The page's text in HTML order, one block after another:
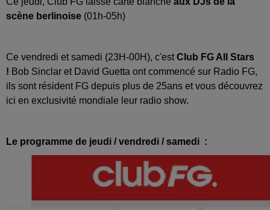
scène berlinoise (01h-05h)
Ce vendredi et samedi (23H-00H), c'estClub FG All Stars
! Bob Sinclar et David Guetta ont commencé sur Radio FG,
ils sont résident FG depuis plus de 25ans et vous découvrez
ici en exclusivité mondiale leur radio show.
Le programme de jeudi / vendredi / samedi :